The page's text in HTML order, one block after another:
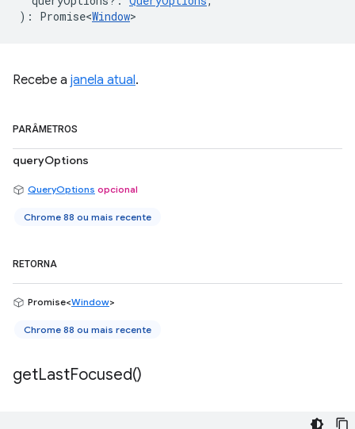
) : Promise<Window>
Recebe a janela atual.
PARÂMETROS
queryOptions
QueryOptions opcional
Chrome 88 ou mais recente
RETORNA
Promise<Window>
Chrome 88 ou mais recente
getLastFocused()